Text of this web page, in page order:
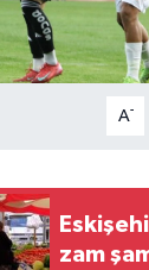
A-
zam